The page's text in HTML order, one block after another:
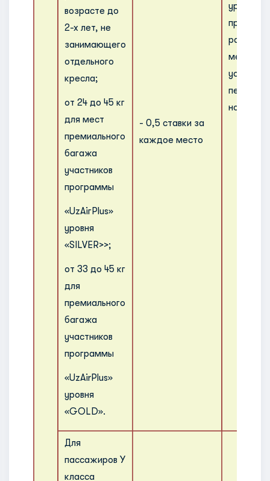
уровням
мест
нормами.
возрасте до
2-х лет, не
занимающего
отдельного
кресла;
от 24 до 45 кг
для мест
премиального
багажа
участников
программы
«UzAiгPlus»
уровня
«SILVER>>;
от 33 до 45 кг
для
премиального
багажа
участников
программы
«UzAirPlus»
уровня
«GOLD».
- 0,5 ставки за
каждое место
Для
пассажиров У
класса